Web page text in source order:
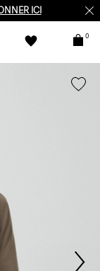
ICI
0